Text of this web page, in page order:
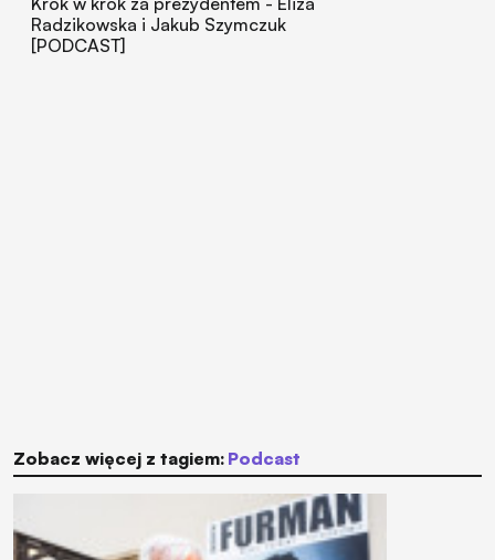
Radzikowska i Jakub Szymczuk
[PODCAST]
Zobacz więcej z tagiem: Podcast